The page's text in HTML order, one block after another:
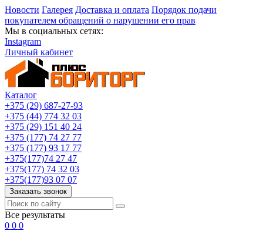
Новости Галерея Доставка и оплата Порядок подачи
покупателем обращений о нарушении его прав
Мы в социальных сетях:
Instagram
Личный кабинет
Каталог
+375 (29) 687-27-93
+375 (44) 774 32 03
+375 (29) 151 40 24
+375 (177) 74 27 77
+375 (177) 93 17 77
+375(177)74 27 47
+375(177) 74 32 03
+375(177)93 07 07
Заказать звонок
Все результаты
0 0 0